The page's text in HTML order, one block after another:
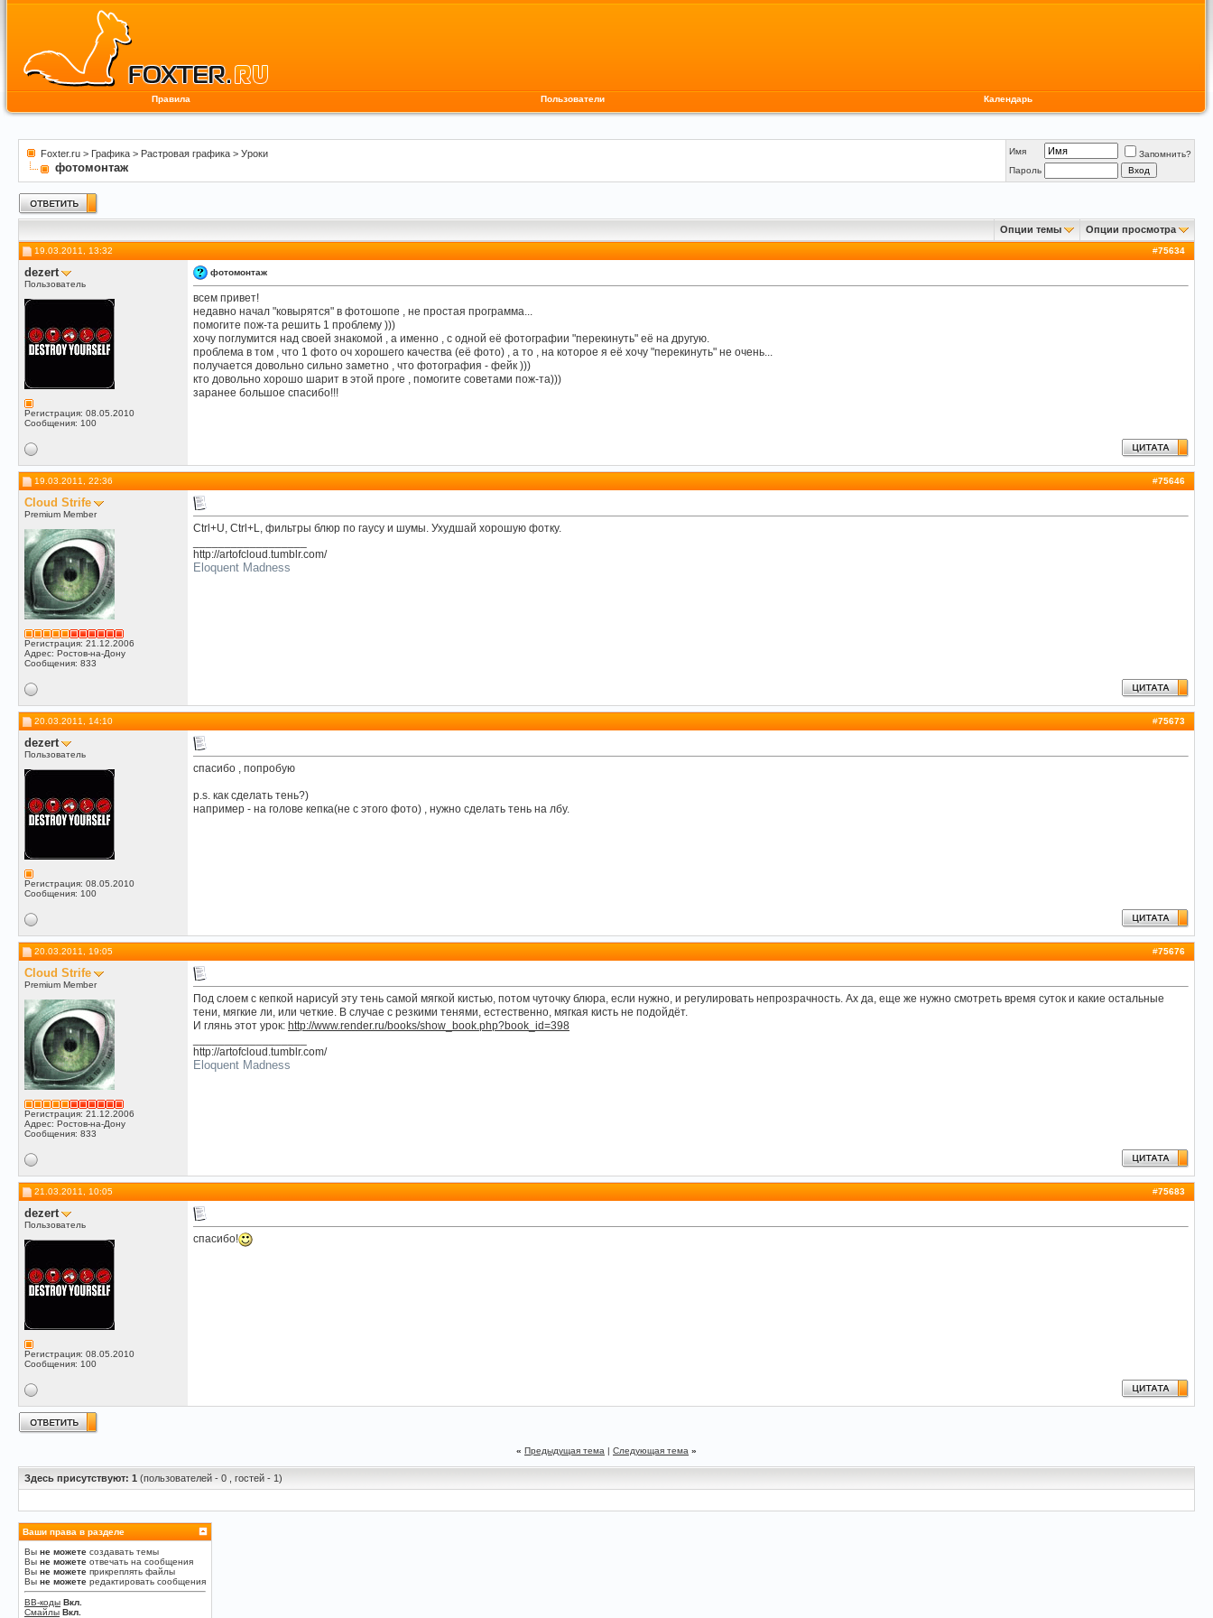
Правила Пользователи Календарь
Foxter.ru > Графика > Растровая графика > Уроки
фотомонтаж
Имя
Запомнить?
Пароль
Опции темы Опции просмотра
19.03.2011, 13:32 #75634
dezert
Пользователь
Регистрация: 08.05.2010
Сообщения: 100
фотомонтаж
всем привет!
недавно начал "ковырятся" в фотошопе , не простая программа...
помогите пож-та решить 1 проблему )))
хочу поглумится над своей знакомой , а именно , с одной её фотографии "перекинуть" её на другую.
проблема в том , что 1 фото оч хорошего качества (её фото) , а то , на которое я её хочу "перекинуть" не очень...
получается довольно сильно заметно , что фотография - фейк )))
кто довольно хорошо шарит в этой проге , помогите советами пож-та)))
заранее большое спасибо!!!
19.03.2011, 22:36 #75646
Cloud Strife
Premium Member
Регистрация: 21.12.2006
Адрес: Ростов-на-Дону
Сообщения: 833
Ctrl+U, Ctrl+L, фильтры блюр по гаусу и шумы. Ухудшай хорошую фотку.
http://artofcloud.tumblr.com/
Eloquent Madness
20.03.2011, 14:10 #75673
dezert
Пользователь
Регистрация: 08.05.2010
Сообщения: 100
спасибо , попробую
p.s. как сделать тень?)
например - на голове кепка(не с этого фото) , нужно сделать тень на лбу.
20.03.2011, 19:05 #75676
Cloud Strife
Premium Member
Регистрация: 21.12.2006
Адрес: Ростов-на-Дону
Сообщения: 833
Под слоем с кепкой нарисуй эту тень самой мягкой кистью, потом чуточку блюра, если нужно, и регулировать непрозрачность. Ах да, еще же нужно смотреть время суток и какие остальные
тени, мягкие ли, или четкие. В случае с резкими тенями, естественно, мягкая кисть не подойдёт.
И глянь этот урок: http://www.render.ru/books/show_book.php?book_id=398
http://artofcloud.tumblr.com/
Eloquent Madness
21.03.2011, 10:05 #75683
dezert
Пользователь
Регистрация: 08.05.2010
Сообщения: 100
спасибо!
« Предыдущая тема | Следующая тема »
Здесь присутствуют: 1 (пользователей - 0 , гостей - 1)
Ваши права в разделе
Вы не можете создавать темы
Вы не можете отвечать на сообщения
Вы не можете прикреплять файлы
Вы не можете редактировать сообщения
BB-коды Вкл.
Смайлы Вкл.